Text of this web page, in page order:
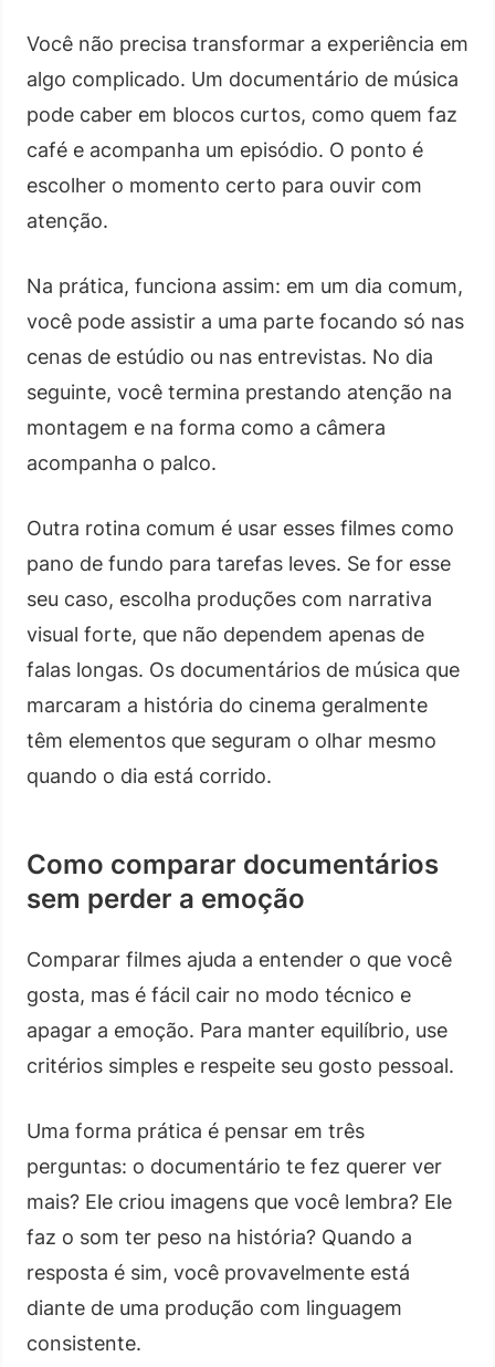
Você não precisa transformar a experiência em
algo complicado. Um documentário de música
pode caber em blocos curtos, como quem faz
café e acompanha um episódio. O ponto é
escolher o momento certo para ouvir com
atenção.
Na prática, funciona assim: em um dia comum,
você pode assistir a uma parte focando só nas
cenas de estúdio ou nas entrevistas. No dia
seguinte, você termina prestando atenção na
montagem e na forma como a câmera
acompanha o palco.
Outra rotina comum é usar esses filmes como
pano de fundo para tarefas leves. Se for esse
seu caso, escolha produções com narrativa
visual forte, que não dependem apenas de
falas longas. Os documentários de música que
marcaram a história do cinema geralmente
têm elementos que seguram o olhar mesmo
quando o dia está corrido.
Como comparar documentários
sem perder a emoção
Comparar filmes ajuda a entender o que você
gosta, mas é fácil cair no modo técnico e
apagar a emoção. Para manter equilíbrio, use
critérios simples e respeite seu gosto pessoal.
Uma forma prática é pensar em três
perguntas: o documentário te fez querer ver
mais? Ele criou imagens que você lembra? Ele
faz o som ter peso na história? Quando a
resposta é sim, você provavelmente está
diante de uma produção com linguagem
consistente.